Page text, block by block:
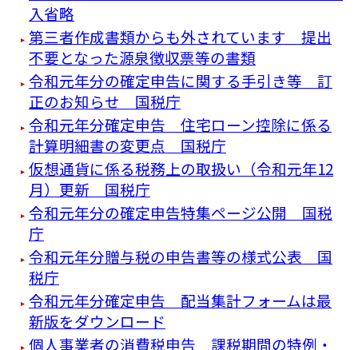
入省略
第三者作成書類からも外されています 提出
不要となった源泉徴収票等の書類
令和元年分の確定申告に関する手引き等 訂
正のお知らせ 国税庁
令和元年分確定申告 住宅ローン控除に係る
計算明細書の変更点 国税庁
仮想通貨に係る税務上の取扱い（令和元年12
月）更新 国税庁
令和元年分の確定申告特集ページ公開 国税
庁
令和元年分贈与税の申告書等の様式公表 国
税庁
令和元年分確定申告 配当集計フォームは最
新版をダウンロード
個人事業者の消費税申告 課税期間の特例・